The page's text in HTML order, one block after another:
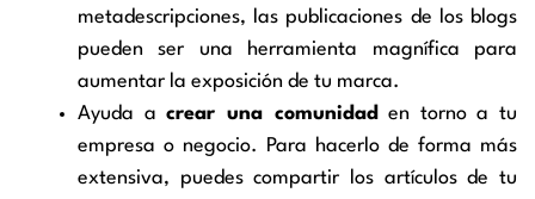
metadescripciones, las publicaciones de los blogs
pueden ser una herramienta magnífica para
aumentar la exposición de tu marca.
Ayuda acrear una comunidad
en torno a tu
empresa o negocio. Para hacerlo de forma más
extensiva, puedes compartir los artículos de tu